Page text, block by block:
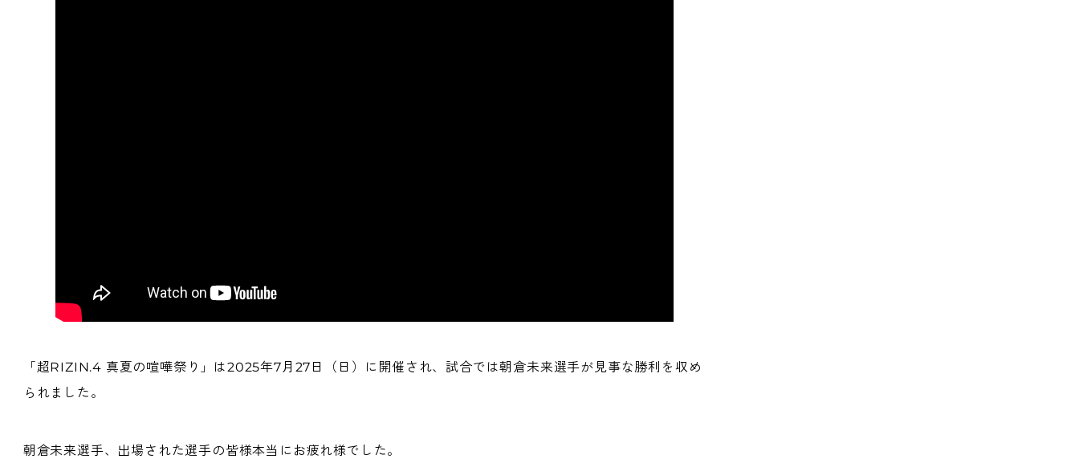
「超RIZIN.4 真夏の喧嘩祭り」は2025年7月27日（日）に開催され、試合では朝倉未来選手が見事な勝利を収め
られました。
朝倉未来選手、出場された選手の皆様本当にお疲れ様でした。